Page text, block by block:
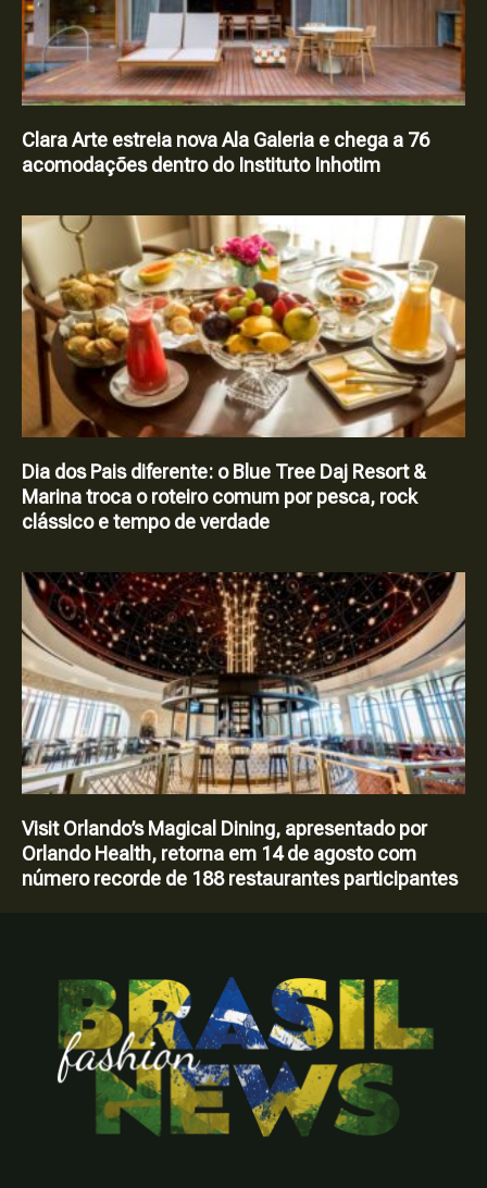
Clara Arte estreia nova Ala Galeria e chega a 76
acomodações dentro do Instituto Inhotim
Dia dos Pais diferente: o Blue Tree Daj Resort &
Marina troca o roteiro comum por pesca, rock
clássico e tempo de verdade
Visit Orlando’s Magical Dining, apresentado por
Orlando Health, retorna em 14 de agosto com
número recorde de 188 restaurantes participantes